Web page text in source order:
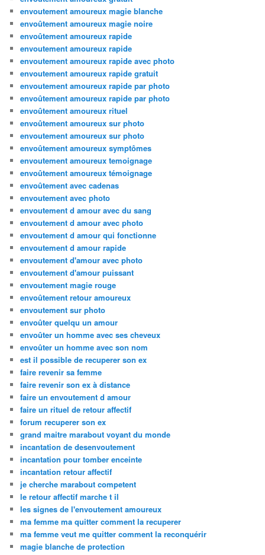
envoutement amoureux magie blanche
envoûtement amoureux magie noire
envoûtement amoureux rapide
envoutement amoureux rapide
envoutement amoureux rapide avec photo
envoutement amoureux rapide gratuit
envoutement amoureux rapide par photo
envoûtement amoureux rapide par photo
envoûtement amoureux rituel
envoûtement amoureux sur photo
envoutement amoureux sur photo
envoûtement amoureux symptômes
envoutement amoureux temoignage
envoûtement amoureux témoignage
envoûtement avec cadenas
envoutement avec photo
envoutement d amour avec du sang
envoutement d amour avec photo
envoutement d amour qui fonctionne
envoutement d amour rapide
envoutement d'amour avec photo
envoutement d'amour puissant
envoutement magie rouge
envoûtement retour amoureux
envoutement sur photo
envoûter quelqu un amour
envoûter un homme avec ses cheveux
envoûter un homme avec son nom
est il possible de recuperer son ex
faire revenir sa femme
faire revenir son ex à distance
faire un envoutement d amour
faire un rituel de retour affectif
forum recuperer son ex
grand maitre marabout voyant du monde
incantation de desenvoutement
incantation pour tomber enceinte
incantation retour affectif
je cherche marabout competent
le retour affectif marche t il
les signes de l'envoutement amoureux
ma femme ma quitter comment la recuperer
ma femme veut me quitter comment la reconquérir
magie blanche de protection